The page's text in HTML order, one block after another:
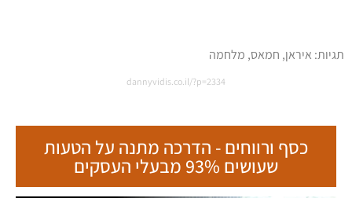
תגיות: איראן, חמאס, מלחמה
dannyvidis.co.il/?p=2334
כסף ורווחים - הדרכה מתנה על הטעות
שעושים 93% מבעלי העסקים